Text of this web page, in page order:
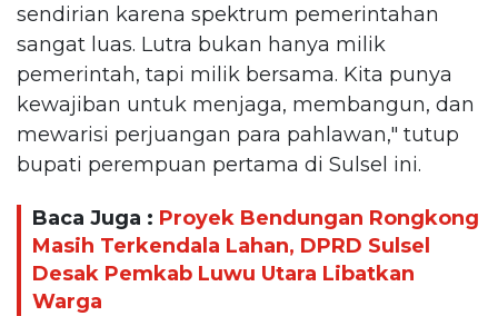
sendirian karena spektrum pemerintahan
sangat luas. Lutra bukan hanya milik
pemerintah, tapi milik bersama. Kita punya
kewajiban untuk menjaga, membangun, dan
mewarisi perjuangan para pahlawan," tutup
bupati perempuan pertama di Sulsel ini.
Baca Juga : Proyek Bendungan Rongkong
Masih Terkendala Lahan, DPRD Sulsel
Desak Pemkab Luwu Utara Libatkan
Warga